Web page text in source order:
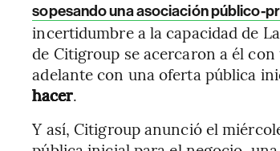
sopesando una asociación público-
incertidumbre a la capacidad de
de Citigroup se acercaron a él
adelante con una oferta pública
hacer.
Y así, Citigroup anunció el